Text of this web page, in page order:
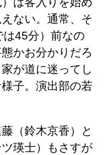
ない。通常、そ
45分）前なの
かお分かりだろ
が道に迷ってし
子。演出部の若
（鈴木京香）と
瑛士）もさすが